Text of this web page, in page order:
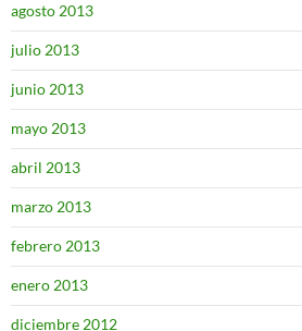
agosto 2013
julio 2013
junio 2013
mayo 2013
abril 2013
marzo 2013
febrero 2013
enero 2013
diciembre 2012